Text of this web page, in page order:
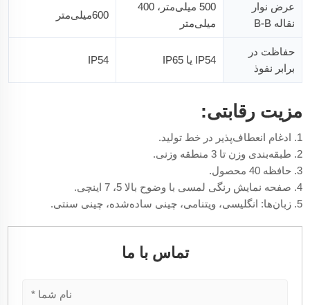
عرض نوار
نقاله B-B
500 میلی‌متر، 400
میلی‌متر
600میلی‌متر
حفاظت در
برابر نفوذ
IP54 یا IP65 IP54
مزیت رقابتی:
1. ادغام انعطاف‌پذیر در خط تولید.
2. طبقه‌بندی وزن تا 3 منطقه وزنی.
3. حافظه 40 محصول.
4. صفحه نمایش رنگی لمسی با وضوح بالا 5، 7 اینچی.
5. زبان‌ها: انگلیسی، ویتنامی، چینی ساده‌شده، چینی سنتی.
تماس با ما